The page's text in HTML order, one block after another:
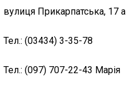
вулиця Прикарпатська, 17 а
Тел.: (03434) 3-35-78
Тел.: (097) 707-22-43 Марія